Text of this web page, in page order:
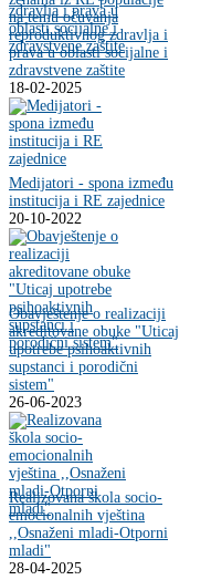
na temu očuvanja
reproduktivnog zdravlja i
prava u oblasti socijalne i
zdravstvene zaštite
18-02-2025
Medijatori - spona između
institucija i RE zajednice
20-10-2022
Obavještenje o realizaciji
akreditovane obuke "Uticaj
upotrebe psihoaktivnih
supstanci i porodični
sistem"
26-06-2023
Realizovana škola socio-
emocionalnih vještina
,,Osnaženi mladi-Otporni
mladi"
28-04-2025